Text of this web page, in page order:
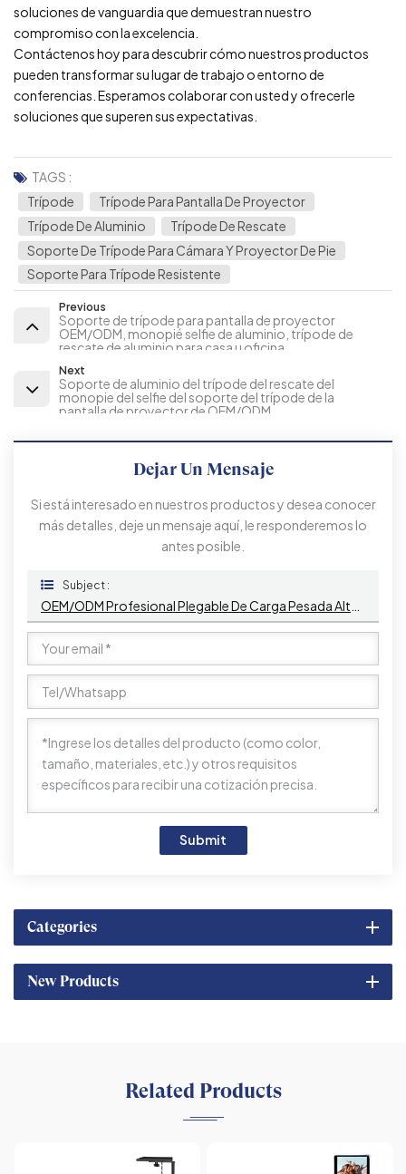
soluciones de vanguardia que demuestran nuestro
compromiso con la excelencia.
Contáctenos hoy para descubrir cómo nuestros productos
pueden transformar su lugar de trabajo o entorno de
conferencias. Esperamos colaborar con usted y ofrecerle
soluciones que superen sus expectativas.
TAGS :
Trípode
Trípode Para Pantalla De Proyector
Trípode De Aluminio
Trípode De Rescate
Soporte De Trípode Para Cámara Y Proyector De Pie
Soporte Para Trípode Resistente
Previous
Soporte de trípode para pantalla de proyector
OEM/ODM, monopié selfie de aluminio, trípode de
rescate de aluminio para casa u oficina
Next
Soporte de aluminio del trípode del rescate del
monopie del selfie del soporte del trípode de la
pantalla de proyector de OEM/ODM
Dejar Un Mensaje
Si está interesado en nuestros productos y desea conocer
más detalles, deje un mensaje aquí, le responderemos lo
antes posible.
Subject :
Submit
Categories
New Products
Related Products